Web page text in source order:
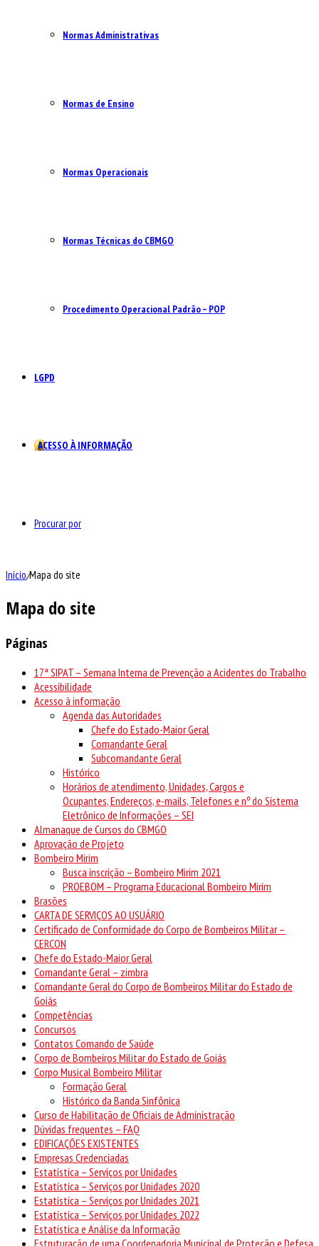
Normas Administrativas
Normas de Ensino
Normas Operacionais
Normas Técnicas do CBMGO
Procedimento Operacional Padrão – POP
LGPD
ACESSO À INFORMAÇÃO
Procurar por
Início/Mapa do site
Mapa do site
Páginas
17ª SIPAT – Semana Interna de Prevenção a Acidentes do Trabalho
Acessibilidade
Acesso à informação
Agenda das Autoridades
Chefe do Estado-Maior Geral
Comandante Geral
Subcomandante Geral
Histórico
Horários de atendimento, Unidades, Cargos e
Ocupantes, Endereços, e-mails, Telefones e nº do Sistema
Eletrônico de Informações – SEI
Almanaque de Cursos do CBMGO
Aprovação de Projeto
Bombeiro Mirim
Busca inscrição – Bombeiro Mirim 2021
PROEBOM – Programa Educacional Bombeiro Mirim
Brasões
CARTA DE SERVIÇOS AO USUÁRIO
Certificado de Conformidade do Corpo de Bombeiros Militar –
CERCON
Chefe do Estado-Maior Geral
Comandante Geral – zimbra
Comandante Geral do Corpo de Bombeiros Militar do Estado de
Goiás
Competências
Concursos
Contatos Comando de Saúde
Corpo de Bombeiros Militar do Estado de Goiás
Corpo Musical Bombeiro Militar
Formação Geral
Histórico da Banda Sinfônica
Curso de Habilitação de Oficiais de Administração
Dúvidas frequentes – FAQ
EDIFICAÇÕES EXISTENTES
Empresas Credenciadas
Estatística – Serviços por Unidades
Estatística – Serviços por Unidades 2020
Estatística – Serviços por Unidades 2021
Estatística – Serviços por Unidades 2022
Estatística e Análise da Informação
Estruturação de uma Coordenadoria Municipal de Proteção e Defesa